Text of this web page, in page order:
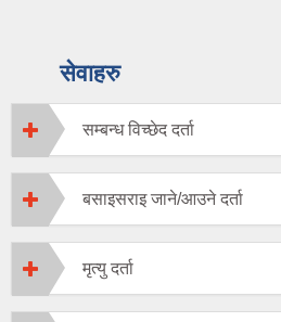
सेवाहरु
सम्बन्ध विच्छेद दर्ता
बसाइसराइ जाने/आउने दर्ता
मृत्यु दर्ता